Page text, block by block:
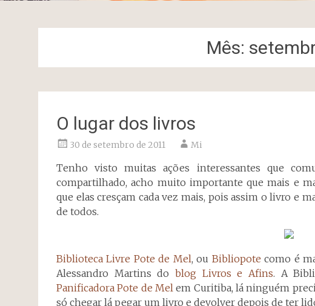
Mês:
O lugar dos livros
30 de setembro de 2011 Mi
Tenho visto muitas ações interessantes que
compartilhado, acho muito importante que mais e
que elas cresçam cada vez mais, pois assim o livro e
de todos.
Biblioteca Livre Pote de Mel, ou Bibliopote como é
Alessandro Martins doblog Livros e Afins. A
Panificadora Pote de Mel em Curitiba, lá ninguém
só chegar lá pegar um livro e devolver depois de ter